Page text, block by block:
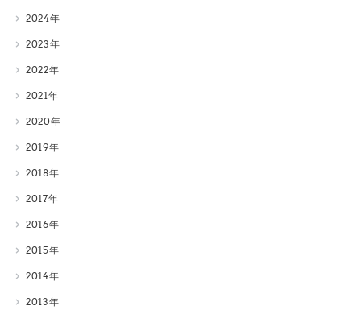
2024
2023
2022
2021
2020
2019
2018
2017
2016
2015
2014
2013